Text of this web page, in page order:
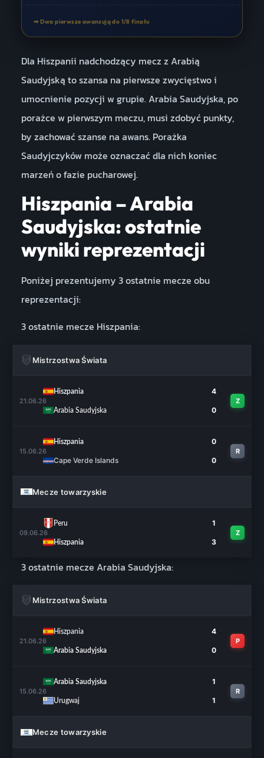
➡ Dwa pierwsze awansują do 1/8 finału
Dla Hiszpanii nadchodzący mecz z Arabią
Saudyjską to szansa na pierwsze zwycięstwo i
umocnienie pozycji w grupie. Arabia Saudyjska, po
porażce w pierwszym meczu, musi zdobyć punkty,
by zachować szanse na awans. Porażka
Saudyjczyków może oznaczać dla nich koniec
marzeń o fazie pucharowej.
Hiszpania – Arabia
Saudyjska: ostatnie
wyniki reprezentacji
Poniżej prezentujemy 3 ostatnie mecze obu
reprezentacji:
3 ostatnie mecze Hiszpania:
Mistrzostwa Świata
21.06.26
Hiszpania
Arabia Saudyjska
4
0
Z
15.06.26
Hiszpania
Cape Verde Islands
0
0
R
Mecze towarzyskie
09.06.26
Peru
Hiszpania
1
3
Z
3 ostatnie mecze Arabia Saudyjska:
Mistrzostwa Świata
21.06.26
Hiszpania
Arabia Saudyjska
4
0
P
15.06.26
Arabia Saudyjska
Urugwaj
1
1
R
Mecze towarzyskie